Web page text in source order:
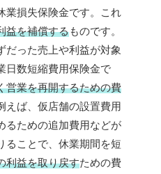
業損失保険金です。これ
益を補償するものです。
だった売上や利益が対象
日数短縮費用保険金で
営業を再開するための費
えば、仮店舗の設置費用
るための追加費用などが
ることで、休業期間を短
利益を取り戻すための費